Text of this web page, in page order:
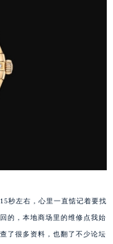
秒左右，心里一直惦记着要找
的，本地商场里的维修点我始
了很多资料，也翻了不少论坛